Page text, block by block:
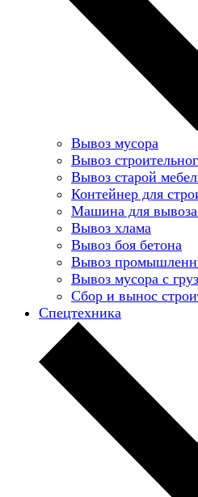
Вывоз мусора
Вывоз
Вывоз старой
Контейнер для
Машина для вывоза
Вывоз хлама
Вывоз боя бетона
Вывоз
Вывоз мусора с
Сбор и вынос
Спецтехника